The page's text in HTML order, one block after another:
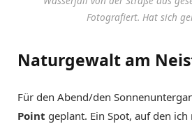
Fotografiert. Hat sich
Naturgewalt am
Für den Abend/den
Point geplant. Ein Spot, auf den